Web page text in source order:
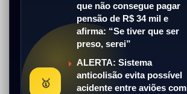
🥇
que não consegue pagar
pensão de R$ 34 mil e
afirma: “Se tiver que ser
preso, serei”
ALERTA: Sistema
anticolisão evita possível
acidente entre aviões com